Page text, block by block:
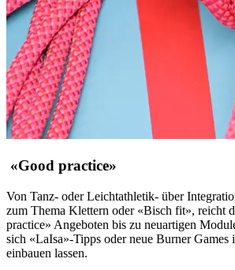
«Good practice»
Von Tanz- oder Leichtathletik- über
zum Thema Klettern oder «Bisch fit», reicht
practice» Angeboten bis zu neuartigen
sich «LaIsa»-Tipps oder neue Burner Games
einbauen lassen.